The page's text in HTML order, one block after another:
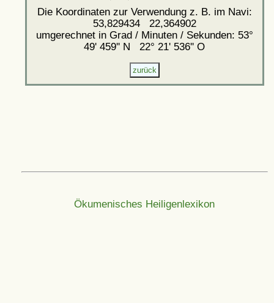
Die Koordinaten zur Verwendung z. B. im Navi:
53,829434 22,364902
umgerechnet in Grad / Minuten / Sekunden: 53°
49' 459'' N 22° 21' 536'' O
Ökumenisches Heiligenlexikon